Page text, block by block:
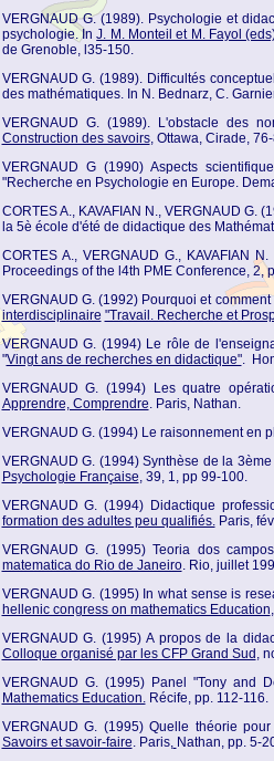
VERGNAUD G. (1989). Psychologie et
psychologie. InJ. M. Monteil et M. Fayol
de Grenoble, l35-150.
VERGNAUD G. (1989). Difficultés
des mathématiques. In N. Bednarz, C.
VERGNAUD G. (1989). L'obstacle des
Construction des savoirs, Ottawa, Cirade,
VERGNAUD G (1990) Aspects
"Recherche en Psychologie en Europe.
CORTES A., KAVAFIAN N., VERGNAUD G.
la 5è école d'été de didactique des
CORTES A., VERGNAUD G., KAVAFIAN
Proceedings of the l4th PME Conference, 2,
VERGNAUD G. (1992) Pourquoi et
interdisciplinaire "Travail. Recherche et
VERGNAUD G. (1994) Le rôle de
"Vingt ans de recherches en didactique".
VERGNAUD G. (1994) Les quatre
Apprendre, Comprendre. Paris, Nathan.
VERGNAUD G. (1994) Le raisonnement en
VERGNAUD G. (1994) Synthèse de la
Psychologie Française, 39, 1, pp 99-100.
VERGNAUD G. (1994) Didactique
formation des adultes peu qualifiés.Paris,
VERGNAUD G. (1995) Teoria dos
matematica do Rio de Janeiro. Rio, juillet
VERGNAUD G. (1995) In what sense is
hellenic congress on mathematics Education
VERGNAUD G. (1995) A propos de la
Colloque organisé par les CFP Grand Sud ,
VERGNAUD G. (1995) Panel "Tony and
Mathematics Education.Récife, pp. 112-116.
VERGNAUD G. (1995) Quelle théorie
Savoirs et savoir-faire. Paris, Nathan, pp. 5-